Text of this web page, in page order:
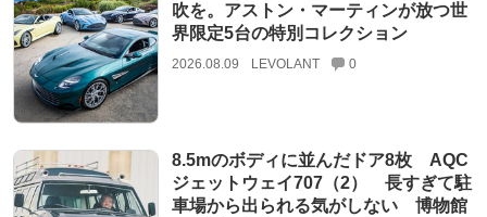
吹を。アストン・マーティンが放つ世
界限定5台の特別コレクション
2026.08.09 LEVOLANT 0
8.5mのボディに並んだドア8枚 AQC
ジェットウェイ707（2） 長すぎて駐
車場から出られる気がしない 博物館